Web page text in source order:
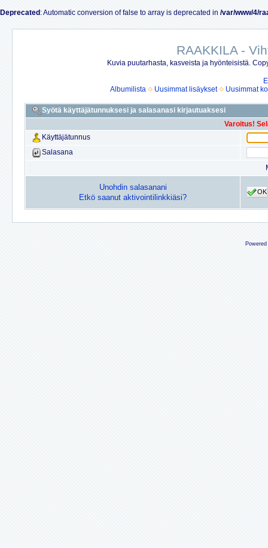
Deprecated : Automatic conversion of false to array is deprecated in /var/www/4/
RAAKKILA -
Kuvia puutarhasta, kasveista ja hyönteisistä.
Albumilista
Uusimmat lisäykset Uusimmat
Syötä käyttäjätunnuksesi ja salasanasi kirjautuaksesi
Varoitus!
Käyttäjätunnus
Salasana
Unohdin salasanani
Etkö saanut aktivointilinkkiäsi?
OK